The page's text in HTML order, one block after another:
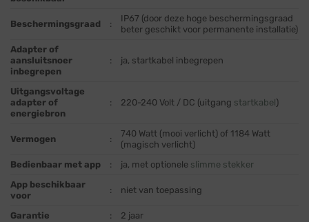
Beschermingsgraad :
IP67 (door deze hoge beschermingsgraad
beter geschikt voor permanente installatie)
Adapter of
aansluitsnoer
inbegrepen
: ja, startkabel inbegrepen
Uitgangsvoltage
adapter of
energiebron
: 220-240 Volt / DC (uitgang startkabel)
Vermogen :
740 Watt (mooi verlicht) of 1184 Watt
(magisch verlicht)
Bedienbaar met app
: ja, met optionele slimme stekker
App beschikbaar
voor
: niet van toepassing
Garantie : 2 jaar